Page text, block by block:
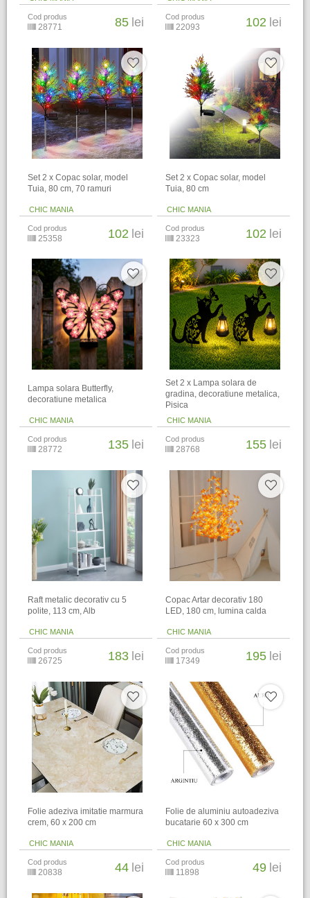
Cod produs
28771 85 lei Cod produs
22093 102 lei
Set 2 x Copac solar, model
Tuia, 80 cm, 70 ramuri
CHIC MANIA
Cod produs
25358 102 lei
Set 2 x Copac solar, model
Tuia, 80 cm
CHIC MANIA
Cod produs
23323 102 lei
Lampa solara Butterfly,
decoratiune metalica
CHIC MANIA
Cod produs
28772 135 lei
Set 2 x Lampa solara de
gradina, decoratiune metalica,
Pisica
CHIC MANIA
Cod produs
28768 155 lei
Raft metalic decorativ cu 5
polite, 113 cm, Alb
CHIC MANIA
Cod produs
26725 183 lei
Copac Artar decorativ 180
LED, 180 cm, lumina calda
CHIC MANIA
Cod produs
17349 195 lei
Folie adeziva imitatie marmura
crem, 60 x 200 cm
CHIC MANIA
Cod produs
20838 44 lei
Folie de aluminiu autoadeziva
bucatarie 60 x 300 cm
CHIC MANIA
Cod produs
11898 49 lei